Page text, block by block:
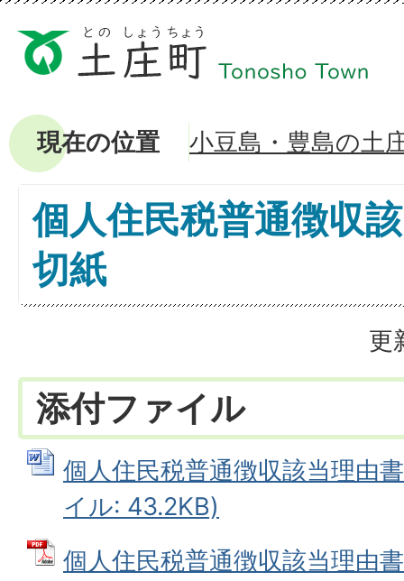
現在の位置 小豆島・豊島の土
個人住民税普通徴収
切紙
更
添付ファイル
個人住民税普通徴収該当理由
イル: 43.2KB)
個人住民税普通徴収該当理由